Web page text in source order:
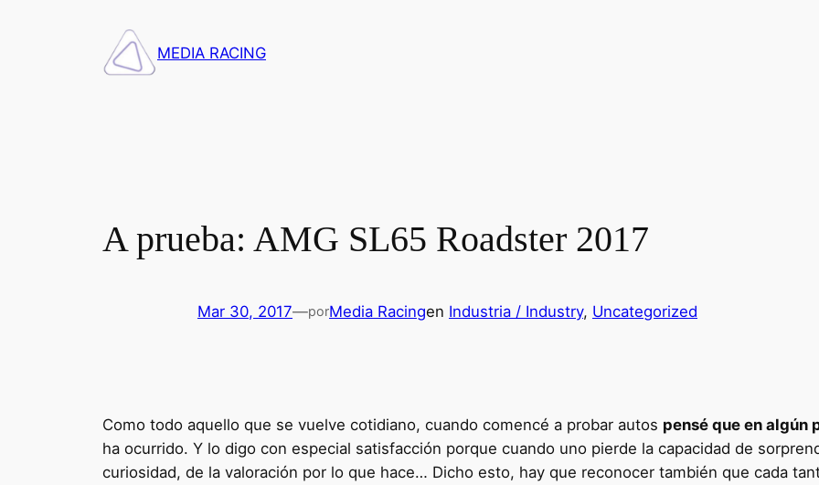
MEDIA RACING
A prueba: AMG SL65 Roadster 2017
Mar 30, 2017—porMedia Racingen Industria / Industry, Uncategorized
Como todo aquello que se vuelve cotidiano, cuando comencé a probar autos pensé que en algún
ha ocurrido. Y lo digo con especial satisfacción porque cuando uno pierde la capacidad de
curiosidad, de la valoración por lo que hace… Dicho esto, hay que reconocer también que cada